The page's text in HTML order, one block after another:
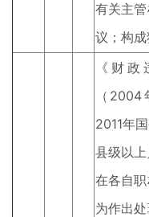
有关主
议；构成
《财
（
2011年
县级以
在各自
为作出